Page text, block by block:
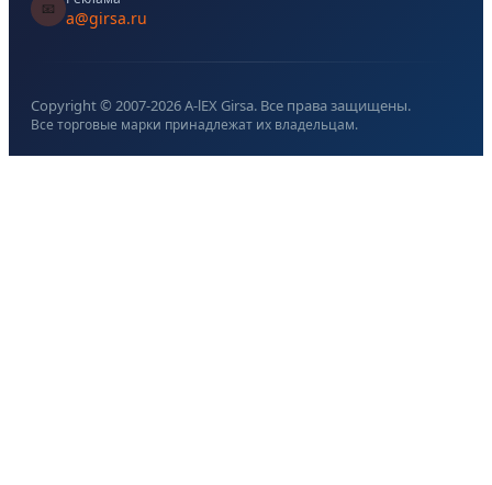
📧 a@girsa.ru
Copyright © 2007-2026A-lEX Girsa. Все права защищены.
Все торговые марки принадлежат их владельцам.